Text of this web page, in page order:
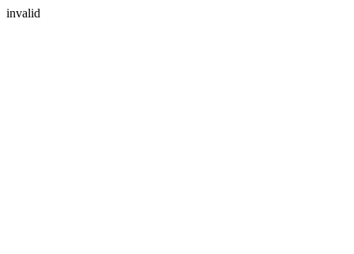
invalid